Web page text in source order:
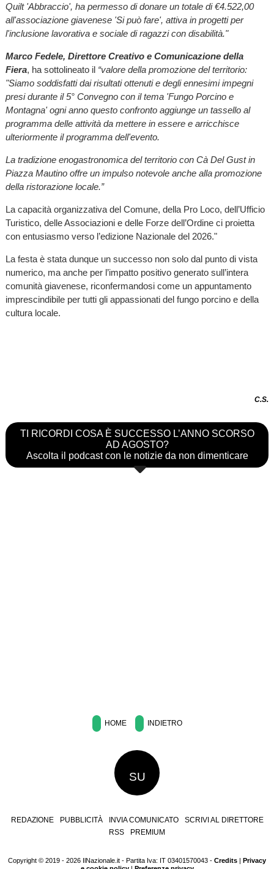
Quilt 'Abbraccio', ha permesso di donare un totale di €4.522,00
all'associazione giavenese 'Si può fare', attiva in progetti per
l'inclusione lavorativa e sociale di ragazzi con disabilità."
Marco Fedele, Direttore Creativo e Comunicazione della
Fiera, ha sottolineato il “valore della promozione del territorio:
"Siamo soddisfatti dai risultati ottenuti e degli ennesimi impegni
presi durante il 5° Convegno con il tema 'Fungo Porcino e
Montagna' ogni anno questo confronto aggiunge un tassello al
programma delle attività da mettere in essere e arricchisce
ulteriormente il programma dell'evento.
La tradizione enogastronomica del territorio con Cà Del Gust in
Piazza Mautino offre un impulso notevole anche alla promozione
della ristorazione locale.”
La capacità organizzativa del Comune, della Pro Loco, dell’Ufficio
Turistico, delle Associazioni e delle Forze dell’Ordine ci proietta
con entusiasmo verso l’edizione Nazionale del 2026."
La festa è stata dunque un successo non solo dal punto di vista
numerico, ma anche per l’impatto positivo generato sull’intera
comunità giavenese, riconfermandosi come un appuntamento
imprescindibile per tutti gli appassionati del fungo porcino e della
cultura locale.
C.S.
TI RICORDI COSA È SUCCESSO L’ANNO SCORSO
AD AGOSTO?
Ascolta il podcast con le notizie da non dimenticare
HOME INDIETRO
SU
REDAZIONE PUBBLICITÀ INVIA COMUNICATO
SCRIVI AL DIRETTORE
RSS
PREMIUM
Copyright © 2019 - 2026 IlNazionale.it - Partita Iva: IT 03401570043 - Credits
Privacy